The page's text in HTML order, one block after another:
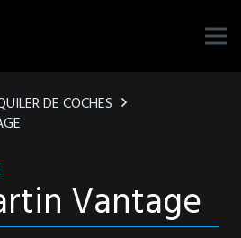
DE COCHES
Vantage